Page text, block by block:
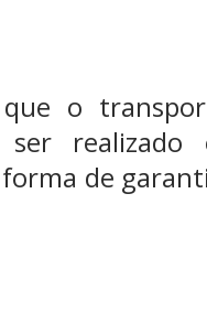
o
ser realizado
de